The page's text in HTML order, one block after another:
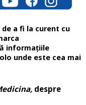
a fi la curent cu
informațiile
unde este cea mai
despre